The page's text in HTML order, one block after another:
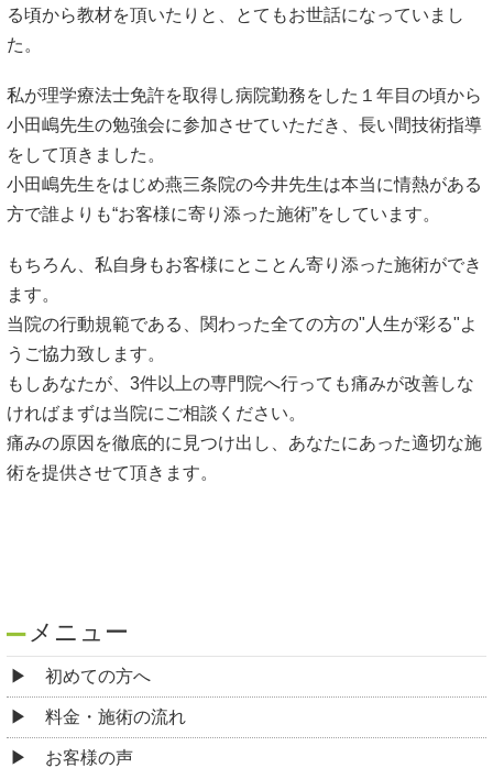
る頃から教材を頂いたりと、とてもお世話になっていまし
た。
私が理学療法士免許を取得し病院勤務をした１年目の頃から
小田嶋先生の勉強会に参加させていただき、長い間技術指導
をして頂きました。
小田嶋先生をはじめ燕三条院の今井先生は本当に情熱がある
方で誰よりも“お客様に寄り添った施術”をしています。
もちろん、私自身もお客様にとことん寄り添った施術ができ
ます。
当院の行動規範である、関わった全ての方の"人生が彩る"よ
うご協力致します。
もしあなたが、3件以上の専門院へ行っても痛みが改善しな
ければまずは当院にご相談ください。
痛みの原因を徹底的に見つけ出し、あなたにあった適切な施
術を提供させて頂きます。
メニュー
初めての方へ
料金・施術の流れ
お客様の声